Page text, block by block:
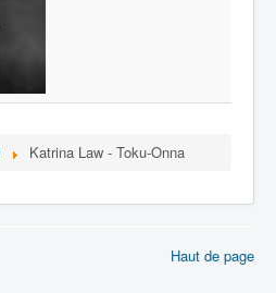
Katrina Law - Toku-Onna
Haut de page